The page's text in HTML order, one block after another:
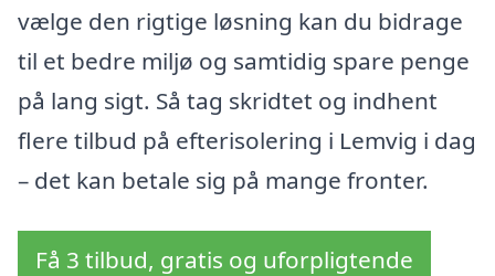
vælge den rigtige løsning kan du bidrage
til et bedre miljø og samtidig spare penge
på lang sigt. Så tag skridtet og indhent
flere tilbud på efterisolering i Lemvig i dag
– det kan betale sig på mange fronter.
Få 3 tilbud, gratis og uforpligtende